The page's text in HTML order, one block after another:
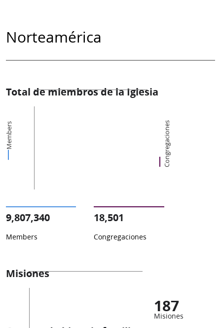
Norteamérica
Total de miembros de la Iglesia
Members Congregaciones
9,807,340
Members
18,501
Congregaciones
Misiones
187
Misiones